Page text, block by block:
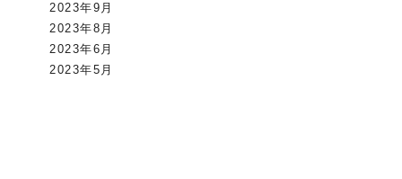
2023年9月
2023年8月
2023年6月
2023年5月